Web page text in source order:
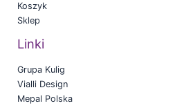
Koszyk
Sklep
Linki
Grupa Kulig
Vialli Design
Mepal Polska